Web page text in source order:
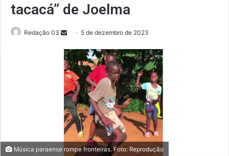
tacacá” de Joelma
Redação 03
Send
email
5 de dezembro de 2023
Música paraense rompe fronteiras. Foto: Reprodução